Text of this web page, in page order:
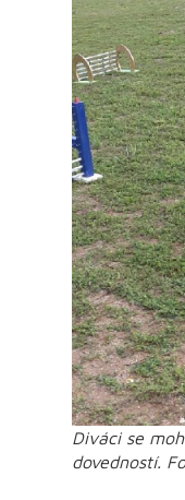
Diváci se
dovedností.